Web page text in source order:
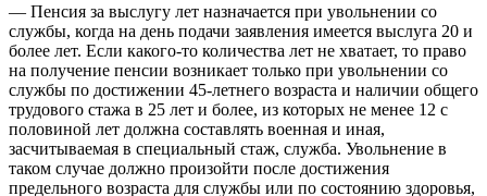
— Пенсия за выслугу лет назначается при увольнении со
службы, когда на день подачи заявления имеется выслуга 20 и
более лет. Если какого-то количества лет не хватает, то право
на получение пенсии возникает только при увольнении со
службы по достижении 45-летнего возраста и наличии общего
трудового стажа в 25 лет и более, из которых не менее 12 с
половиной лет должна составлять военная и иная,
засчитываемая в специальный стаж, служба. Увольнение в
таком случае должно произойти после достижения
предельного возраста для службы или по состоянию здоровья,